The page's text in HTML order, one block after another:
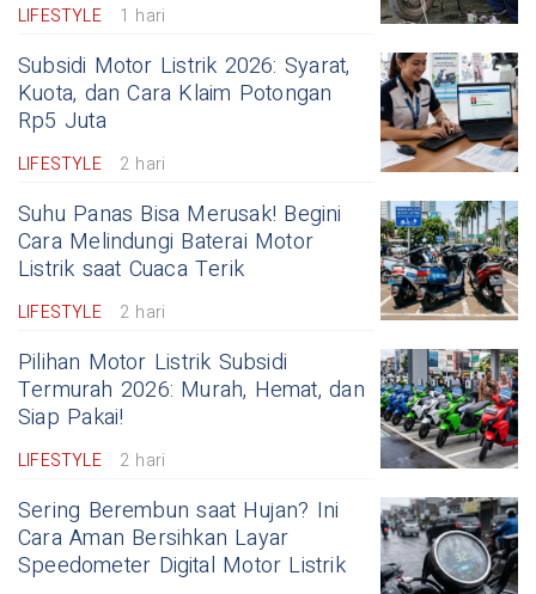
LIFESTYLE 1 hari
Subsidi Motor Listrik 2026: Syarat,
Kuota, dan Cara Klaim Potongan
Rp5 Juta
LIFESTYLE 2 hari
Suhu Panas Bisa Merusak! Begini
Cara Melindungi Baterai Motor
Listrik saat Cuaca Terik
LIFESTYLE 2 hari
Pilihan Motor Listrik Subsidi
Termurah 2026: Murah, Hemat, dan
Siap Pakai!
LIFESTYLE 2 hari
Sering Berembun saat Hujan? Ini
Cara Aman Bersihkan Layar
Speedometer Digital Motor Listrik